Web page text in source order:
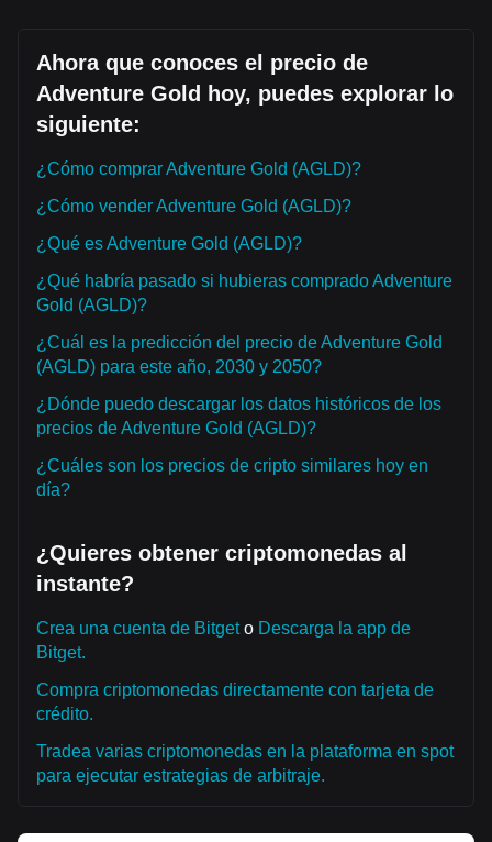
Ahora que conoces el precio de
Adventure Gold hoy, puedes explorar lo
siguiente:
¿Cómo comprar Adventure Gold (AGLD)?
¿Cómo vender Adventure Gold (AGLD)?
¿Qué es Adventure Gold (AGLD)?
¿Qué habría pasado si hubieras comprado Adventure
Gold (AGLD)?
¿Cuál es la predicción del precio de Adventure Gold
(AGLD) para este año, 2030 y 2050?
¿Dónde puedo descargar los datos históricos de los
precios de Adventure Gold (AGLD)?
¿Cuáles son los precios de cripto similares hoy en
día?
¿Quieres obtener criptomonedas al
instante?
Crea una cuenta de Bitgeto Descarga la app de
Bitget.
Compra criptomonedas directamente con tarjeta de
crédito.
Tradea varias criptomonedas en la plataforma en spot
para ejecutar estrategias de arbitraje.